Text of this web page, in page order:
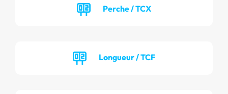
Perche / TCX
Longueur / TCF